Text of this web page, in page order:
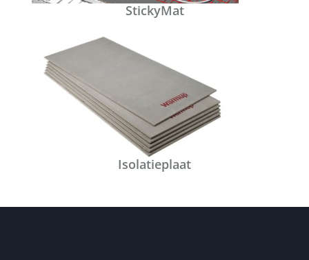
StickyMat
Isolatieplaat